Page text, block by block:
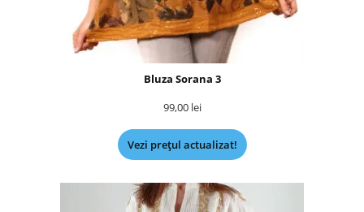
Bluza Sorana 3
99,00 lei
Vezi prețul actualizat!